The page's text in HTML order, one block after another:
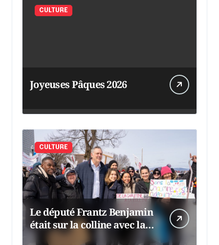
CULTURE
Joyeuses Pâques 2026
CULTURE
Le député Frantz Benjamin
était sur la colline avec la
chaumine